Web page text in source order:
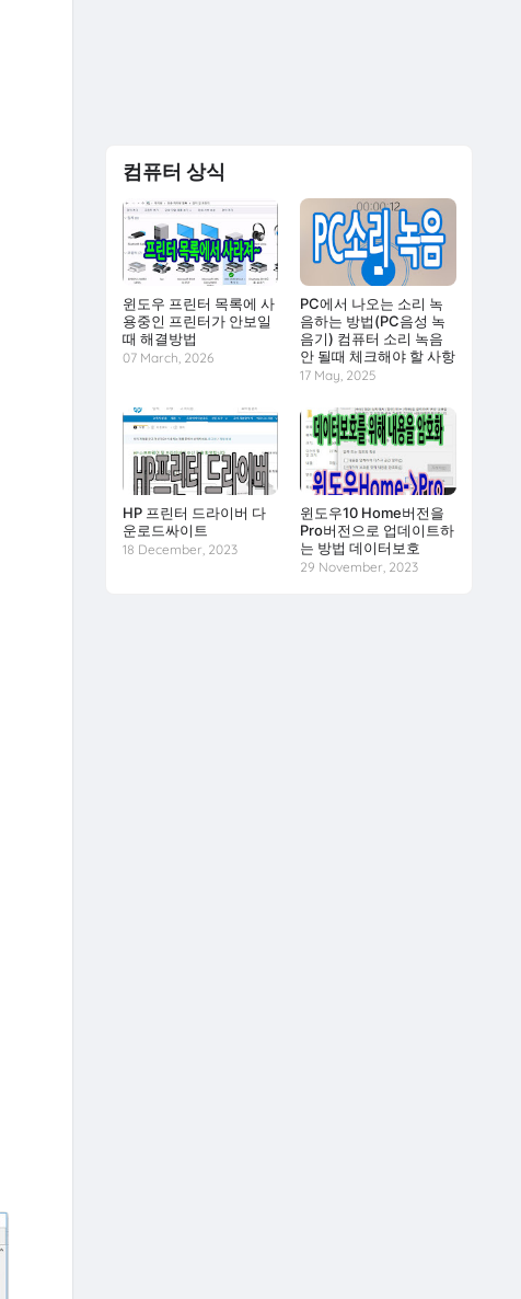
컴퓨터 상식
윈도우 프린터 목록에 사
용중인 프린터가 안보일
때 해결방법
07 March, 2026
PC에서 나오는 소리 녹
음하는 방법(PC음성 녹
음기) 컴퓨터 소리 녹음
안 될때 체크해야 할 사항
17 May, 2025
HP 프린터 드라이버 다
운로드싸이트
18 December, 2023
윈도우10 Home버전을
Pro버전으로 업데이트하
는 방법 데이터보호
29 November, 2023